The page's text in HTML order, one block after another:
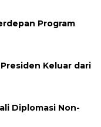
Program
Keluar dari
Diplomasi Non-